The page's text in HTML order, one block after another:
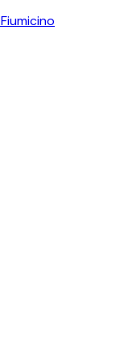
Fiumicino